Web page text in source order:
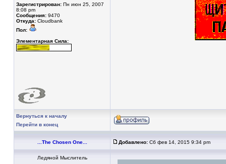
Зарегистрирован: Пн июн 25, 2007
8:08 pm
Сообщения: 9470
Откуда: Cloudbank
Пол:
Элементарная Сила:
Вернуться к началу
Перейти в конец
...The Chosen One... Добавлено: Сб фев 14, 2015 9:34 pm
Ледяной Мыслитель